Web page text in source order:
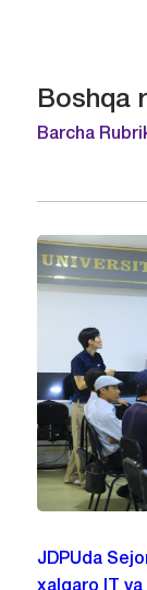
Boshqa
Barcha
JDPUda
xalqaro IT